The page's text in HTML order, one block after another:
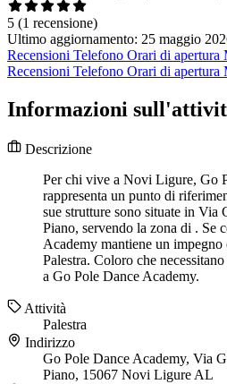
5 (1 recensione)
Ultimo aggiornamento: 25 maggio
Recensioni Telefono Orari di apertura
Recensioni Telefono Orari di apertura
Informazioni
Descrizione
Per chi vive a Novi Ligure, Go
rappresenta un punto di
sue strutture sono situate in
Piano, servendo la zona di . Se
Academy mantiene un
Palestra. Coloro che
a Go Pole Dance Academy.
Attività
Palestra
Indirizzo
Go Pole Dance Academy, Via
Piano, 15067 Novi Ligure AL